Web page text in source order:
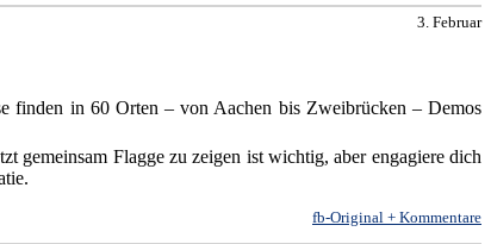
3. Februar
finden in 60 Orten – von Aachen bis Zweibrücken – Demos
gemeinsam Flagge zu zeigen ist wichtig, aber engagiere dich
fb-Original + Kommentare